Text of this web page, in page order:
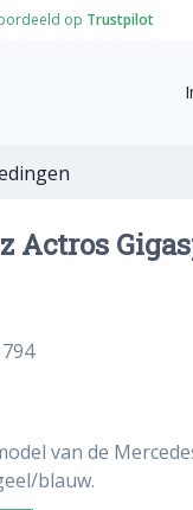
op Trustpilot
Actros
van de
blauw.